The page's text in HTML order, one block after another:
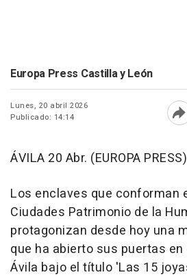
Europa Press Castilla y León
Lunes, 20 abril 2026
Publicado: 14:14
ÁVILA 20 Abr. (EUROPA
Los enclaves que conforman
Ciudades Patrimonio de la
protagonizan desde hoy una
que ha abierto sus puertas en
Ávila bajo el título 'Las 15